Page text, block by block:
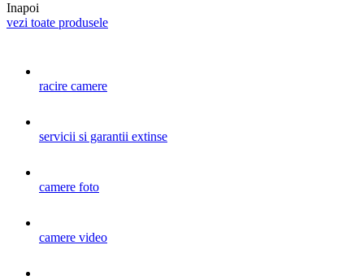
Inapoi
vezi toate produsele
racire camere
servicii si garantii extinse
camere foto
camere video